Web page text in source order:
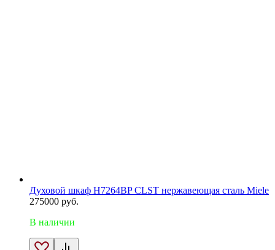
Духовой шкаф H7264BP CLST нержавеющая сталь Miele
275000 руб.
В наличии